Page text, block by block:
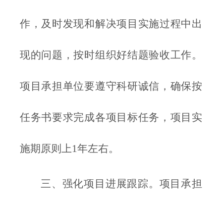
作，及时发现和解决项目实施过程中出
现的问题，按时组织好结题验收工作。
项目承担单位要遵守科研诚信，确保按
任务书要求完成各项目标任务，项目实
施期原则上1年左右。
三、强化项目进展跟踪。项目承担